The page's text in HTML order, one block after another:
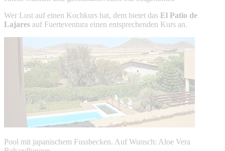
Wer Lust auf einen Kochkurs hat, dem bietet das El Patio de
Lajares auf Fuerteventura einen entsprechenden Kurs an.
Pool mit japanischem Fussbecken. Auf Wunsch: Aloe Vera